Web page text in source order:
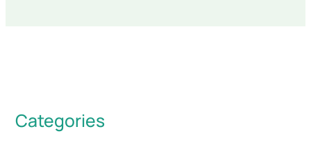
Categories